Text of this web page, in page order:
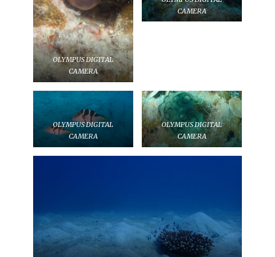
OLYMPUS DIGITAL
CAMERA
CAMERA
OLYMPUS DIGITAL
CAMERA
OLYMPUS DIGITAL
CAMERA